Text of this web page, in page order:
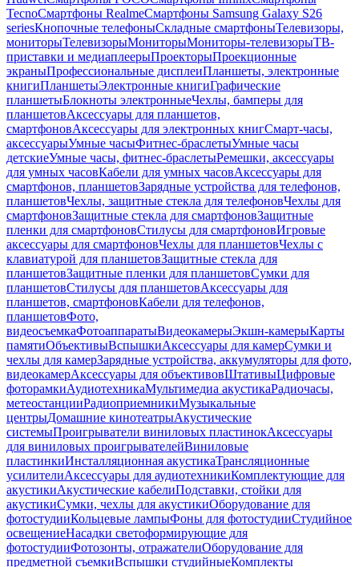
TecnoСмартфоны RealmeСмартфоны Samsung Galaxy S26
seriesКнопочные телефоныСкладные смартфоныТелевизоры,
мониторыТелевизорыМониторыМониторы-телевизорыТВ-
приставки и медиаплеерыПроекторыПроекционные
экраныПрофессиональные дисплеиПланшеты, электронные
книгиПланшетыЭлектронные книгиГрафические
планшетыБлокноты электронныеЧехлы, бамперы для
планшетовАксессуары для планшетов,
смартфоновАксессуары для электронных книгСмарт-часы,
аксессуарыУмные часыФитнес-браслетыУмные часы
детскиеУмные часы, фитнес-браслетыРемешки, аксессуары
для умных часовКабели для умных часовАксессуары для
смартфонов, планшетовЗарядные устройства для телефонов,
планшетовЧехлы, защитные стекла для телефоновЧехлы для
смартфоновЗащитные стекла для смартфоновЗащитные
пленки для смартфоновСтилусы для смартфоновИгровые
аксессуары для смартфоновЧехлы для планшетовЧехлы с
клавиатурой для планшетовЗащитные стекла для
планшетовЗащитные пленки для планшетовСумки для
планшетовСтилусы для планшетовАксессуары для
планшетов, смартфоновКабели для телефонов,
планшетовФото,
видеосъемкаФотоаппаратыВидеокамерыЭкшн-камерыКарты
памятиОбъективыВспышкиАксессуары для камерСумки и
чехлы для камерЗарядные устройства, аккумуляторы для фото,
видеокамерАксессуары для объективовШтативыЦифровые
фоторамкиАудиотехникаМультимедиа акустикаРадиочасы,
метеостанцииРадиоприемникиМузыкальные
центрыДомашние кинотеатрыАкустические
системыПроигрыватели виниловых пластинокАксессуары
для виниловых проигрывателейВиниловые
пластинкиИнсталляционная акустикаТрансляционные
усилителиАксессуары для аудиотехникиКомплектующие для
акустикиАкустические кабелиПодставки, стойки для
акустикиСумки, чехлы для акустикиОборудование для
фотостудииКольцевые лампыФоны для фотостудииСтудийное
освещениеНасадки светоформирующие для
фотостудииФотозонты, отражателиОборудование для
предметной съемкиВспышки студийныеКомплекты